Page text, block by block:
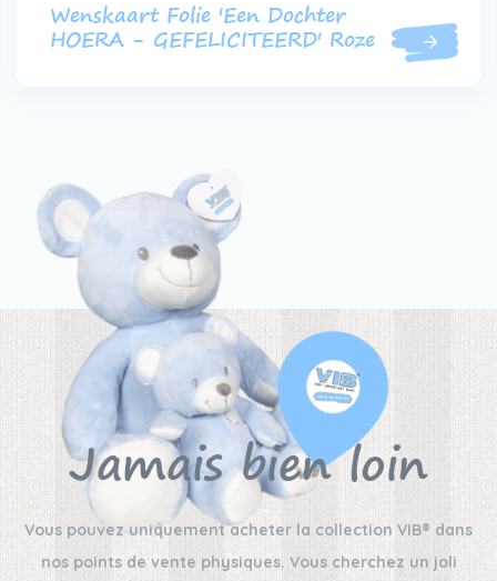
Wenskaart Folie 'Een Dochter
HOERA - GEFELICITEERD' Roze
Jamais bien loin
Vous pouvez uniquement acheter la collection VIB® dans
nos points de vente physiques. Vous cherchez un joli